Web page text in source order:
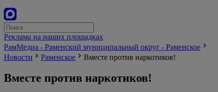
Реклама на наших площадках
РамМедиа - Раменский муниципальный округ - Раменское
Новости
Раменское Вместе против наркотиков!
Вместе против наркотиков!